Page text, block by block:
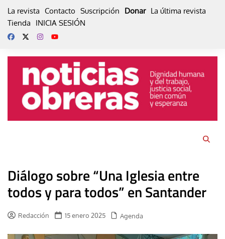
La revista Contacto Suscripción Donar La última revista
Tienda
INICIA SESIÓN
Diálogo sobre “Una Iglesia entre
todos y para todos” en Santander
Redacción 15 enero 2025 Agenda